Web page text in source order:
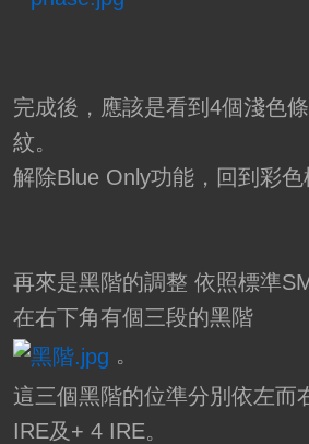
完成後，應該是看到4個淺色
紋。
解除Blue Only功能，回到彩色
再來是黑階的調整 依照標準
在右下角有個三段的黑階
。
這三個黑階的位準分別依左而
IRE及+ 4 IRE。